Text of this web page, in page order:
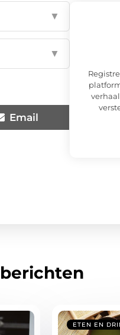
▼
▼
Email
ETEN EN